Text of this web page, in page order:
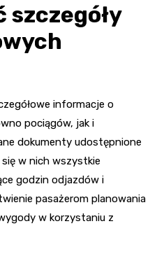
szczegóły
informacje o
pociągów, jak i
dokumenty udostępnione
w nich wszystkie
godzin odjazdów i
pasażerom planowania
w korzystaniu z